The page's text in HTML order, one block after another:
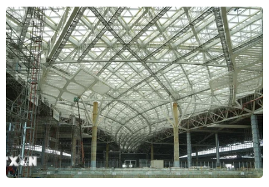
Ngân hàng Thế giới: Việt Nam cần giám
sát chặt chẽ khu vực tài chính
13/04/2023 07:14
Chuyên gia WB lưu ý, việc giám sát chặt chẽ khu vực tài